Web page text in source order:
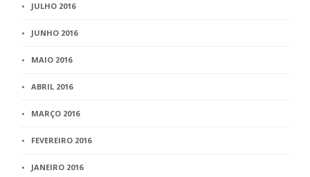
JULHO 2016
JUNHO 2016
MAIO 2016
ABRIL 2016
MARÇO 2016
FEVEREIRO 2016
JANEIRO 2016